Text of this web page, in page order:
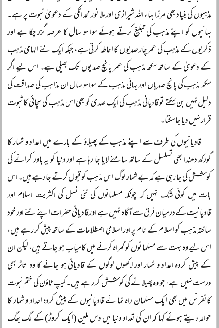
مذہبوں کی بنیاد بھی مرزا بہاء اللہ شیرازی اور ملا نور محمد اٹکی کے دعویٰ نبوت پر ہے۔
بہائیوں کو اپنے مذہب کی تبلیغ کرتے ہوئے سوا سو سال کا عرصہ گزر چکا ہے اور
ذکریوں کے مذہب کی عمر چار صدیوں کا احاطہ کرتی ہے، جبکہ ایک نئے الہامی مذہب
کے دعویٰ کے ساتھ سکھ مذہب کی عمر پانچ صدیوں تک پھیلی ہے۔ اس لیے اگر
سکھ مذہب کی پانچ صدیاں اور بہائی مذہب کے سوا سو سال ان مذاہب کی صداقت کی
دلیل نہیں بن سکتے تو قادیانی مذہب کی ایک صدی کو بھی اس مذہب کی سچائی کا ثبوت
قرار نہیں دیا جا سکتا۔
قادیانیوں کی طرف سے اپنے مذہب کے پھیلاؤ کے بارے میں اعداد و شمار کا
گورکھ دھندا بھی تسلسل کے ساتھ سامنے لایا جا رہا ہے اور دنیا کو یہ باور کرانے کی
کوشش کی جا رہی ہے کہ بے شمار لوگ اس مذہب کو قبول کرتے جا رہے ہیں۔ اس
بات میں کوئی شک نہیں کہ چونکہ مسلمانوں کی نئی نسل کی اکثریت اسلام اور
قادیانیت کے درمیان فرق سے آگاہ نہیں ہے اور قادیانی حضرات اپنے نئے اور خود
ساختہ مذہب کو اسلام کے نام پر اور اسلامی اصطلاحات کے ساتھ پیش کر رہے ہیں،
اس لیے وہ بہت سے مسلمانوں کو گمراہ کرنے میں کامیاب ہو جاتے ہیں، لیکن ان
کے پیش کردہ اعداد و شمار اور لاکھوں لوگوں کے قادیانی ہو جانے کا وہ تاثر بھی
درست نہیں ہے، جو وہ پھیلانے کی کوشش کر رہے ہیں۔ کیپ ٹاؤن کی ختم نبوت
کانفرنس میں بھی ایک مسلمان راہ نما نے قادیانیوں کے پیش کردہ اعداد و شمار کا
حوالہ دیتے ہوئے کہا کہ ان کی تعداد دنیا میں دس ملین (ایک کروڑ) کے لگ بھگ